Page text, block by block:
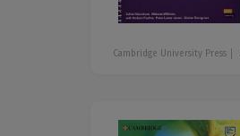
Cambridge University Press